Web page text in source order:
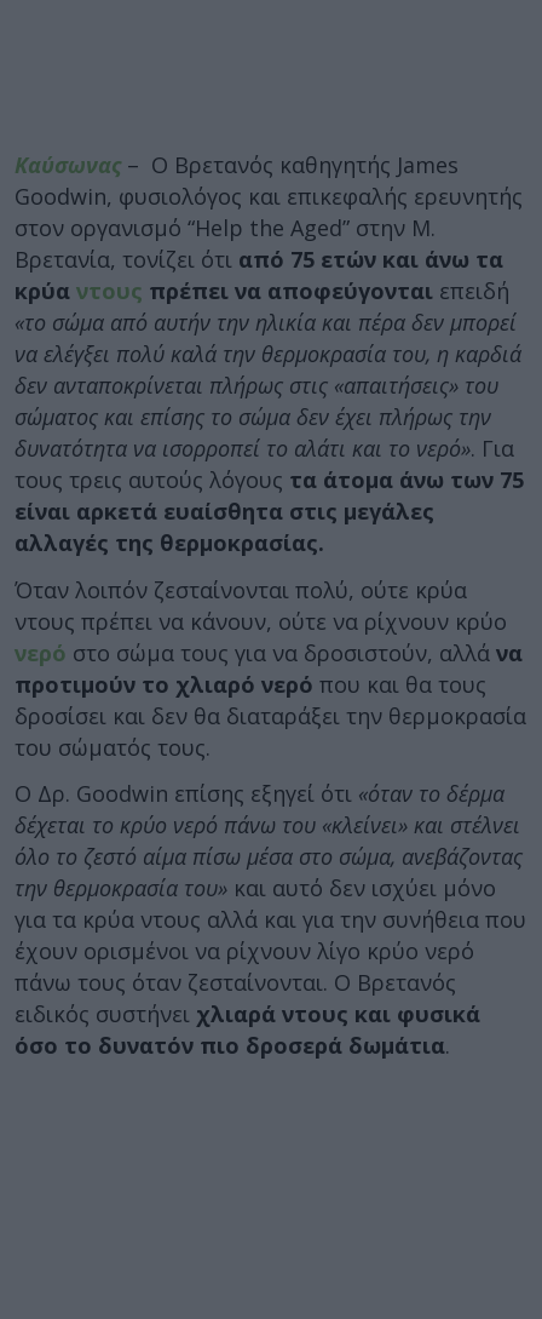
Καύσωνας – Ο Βρετανός καθηγητής James
Goodwin, φυσιολόγος και επικεφαλής ερευνητής
στον οργανισμό “Help the Aged” στην Μ.
Βρετανία, τονίζει ότι από 75 ετών και άνω τα
κρύα ντους πρέπει να αποφεύγονται επειδή
«το σώμα από αυτήν την ηλικία και πέρα δεν μπορεί
να ελέγξει πολύ καλά την θερμοκρασία του, η καρδιά
δεν ανταποκρίνεται πλήρως στις «απαιτήσεις» του
σώματος και επίσης το σώμα δεν έχει πλήρως την
δυνατότητα να ισορροπεί το αλάτι και το νερό». Για
τους τρεις αυτούς λόγους τα άτομα άνω των 75
είναι αρκετά ευαίσθητα στις μεγάλες
αλλαγές της θερμοκρασίας.
Όταν λοιπόν ζεσταίνονται πολύ, ούτε κρύα
ντους πρέπει να κάνουν, ούτε να ρίχνουν κρύο
νερό στο σώμα τους για να δροσιστούν, αλλά να
προτιμούν το χλιαρό νερό που και θα τους
δροσίσει και δεν θα διαταράξει την θερμοκρασία
του σώματός τους.
Ο Δρ. Goodwin επίσης εξηγεί ότι «όταν το δέρμα
δέχεται το κρύο νερό πάνω του «κλείνει» και στέλνει
όλο το ζεστό αίμα πίσω μέσα στο σώμα, ανεβάζοντας
την θερμοκρασία του» και αυτό δεν ισχύει μόνο
για τα κρύα ντους αλλά και για την συνήθεια που
έχουν ορισμένοι να ρίχνουν λίγο κρύο νερό
πάνω τους όταν ζεσταίνονται. Ο Βρετανός
ειδικός συστήνει χλιαρά ντους και φυσικά
όσο το δυνατόν πιο δροσερά δωμάτια.